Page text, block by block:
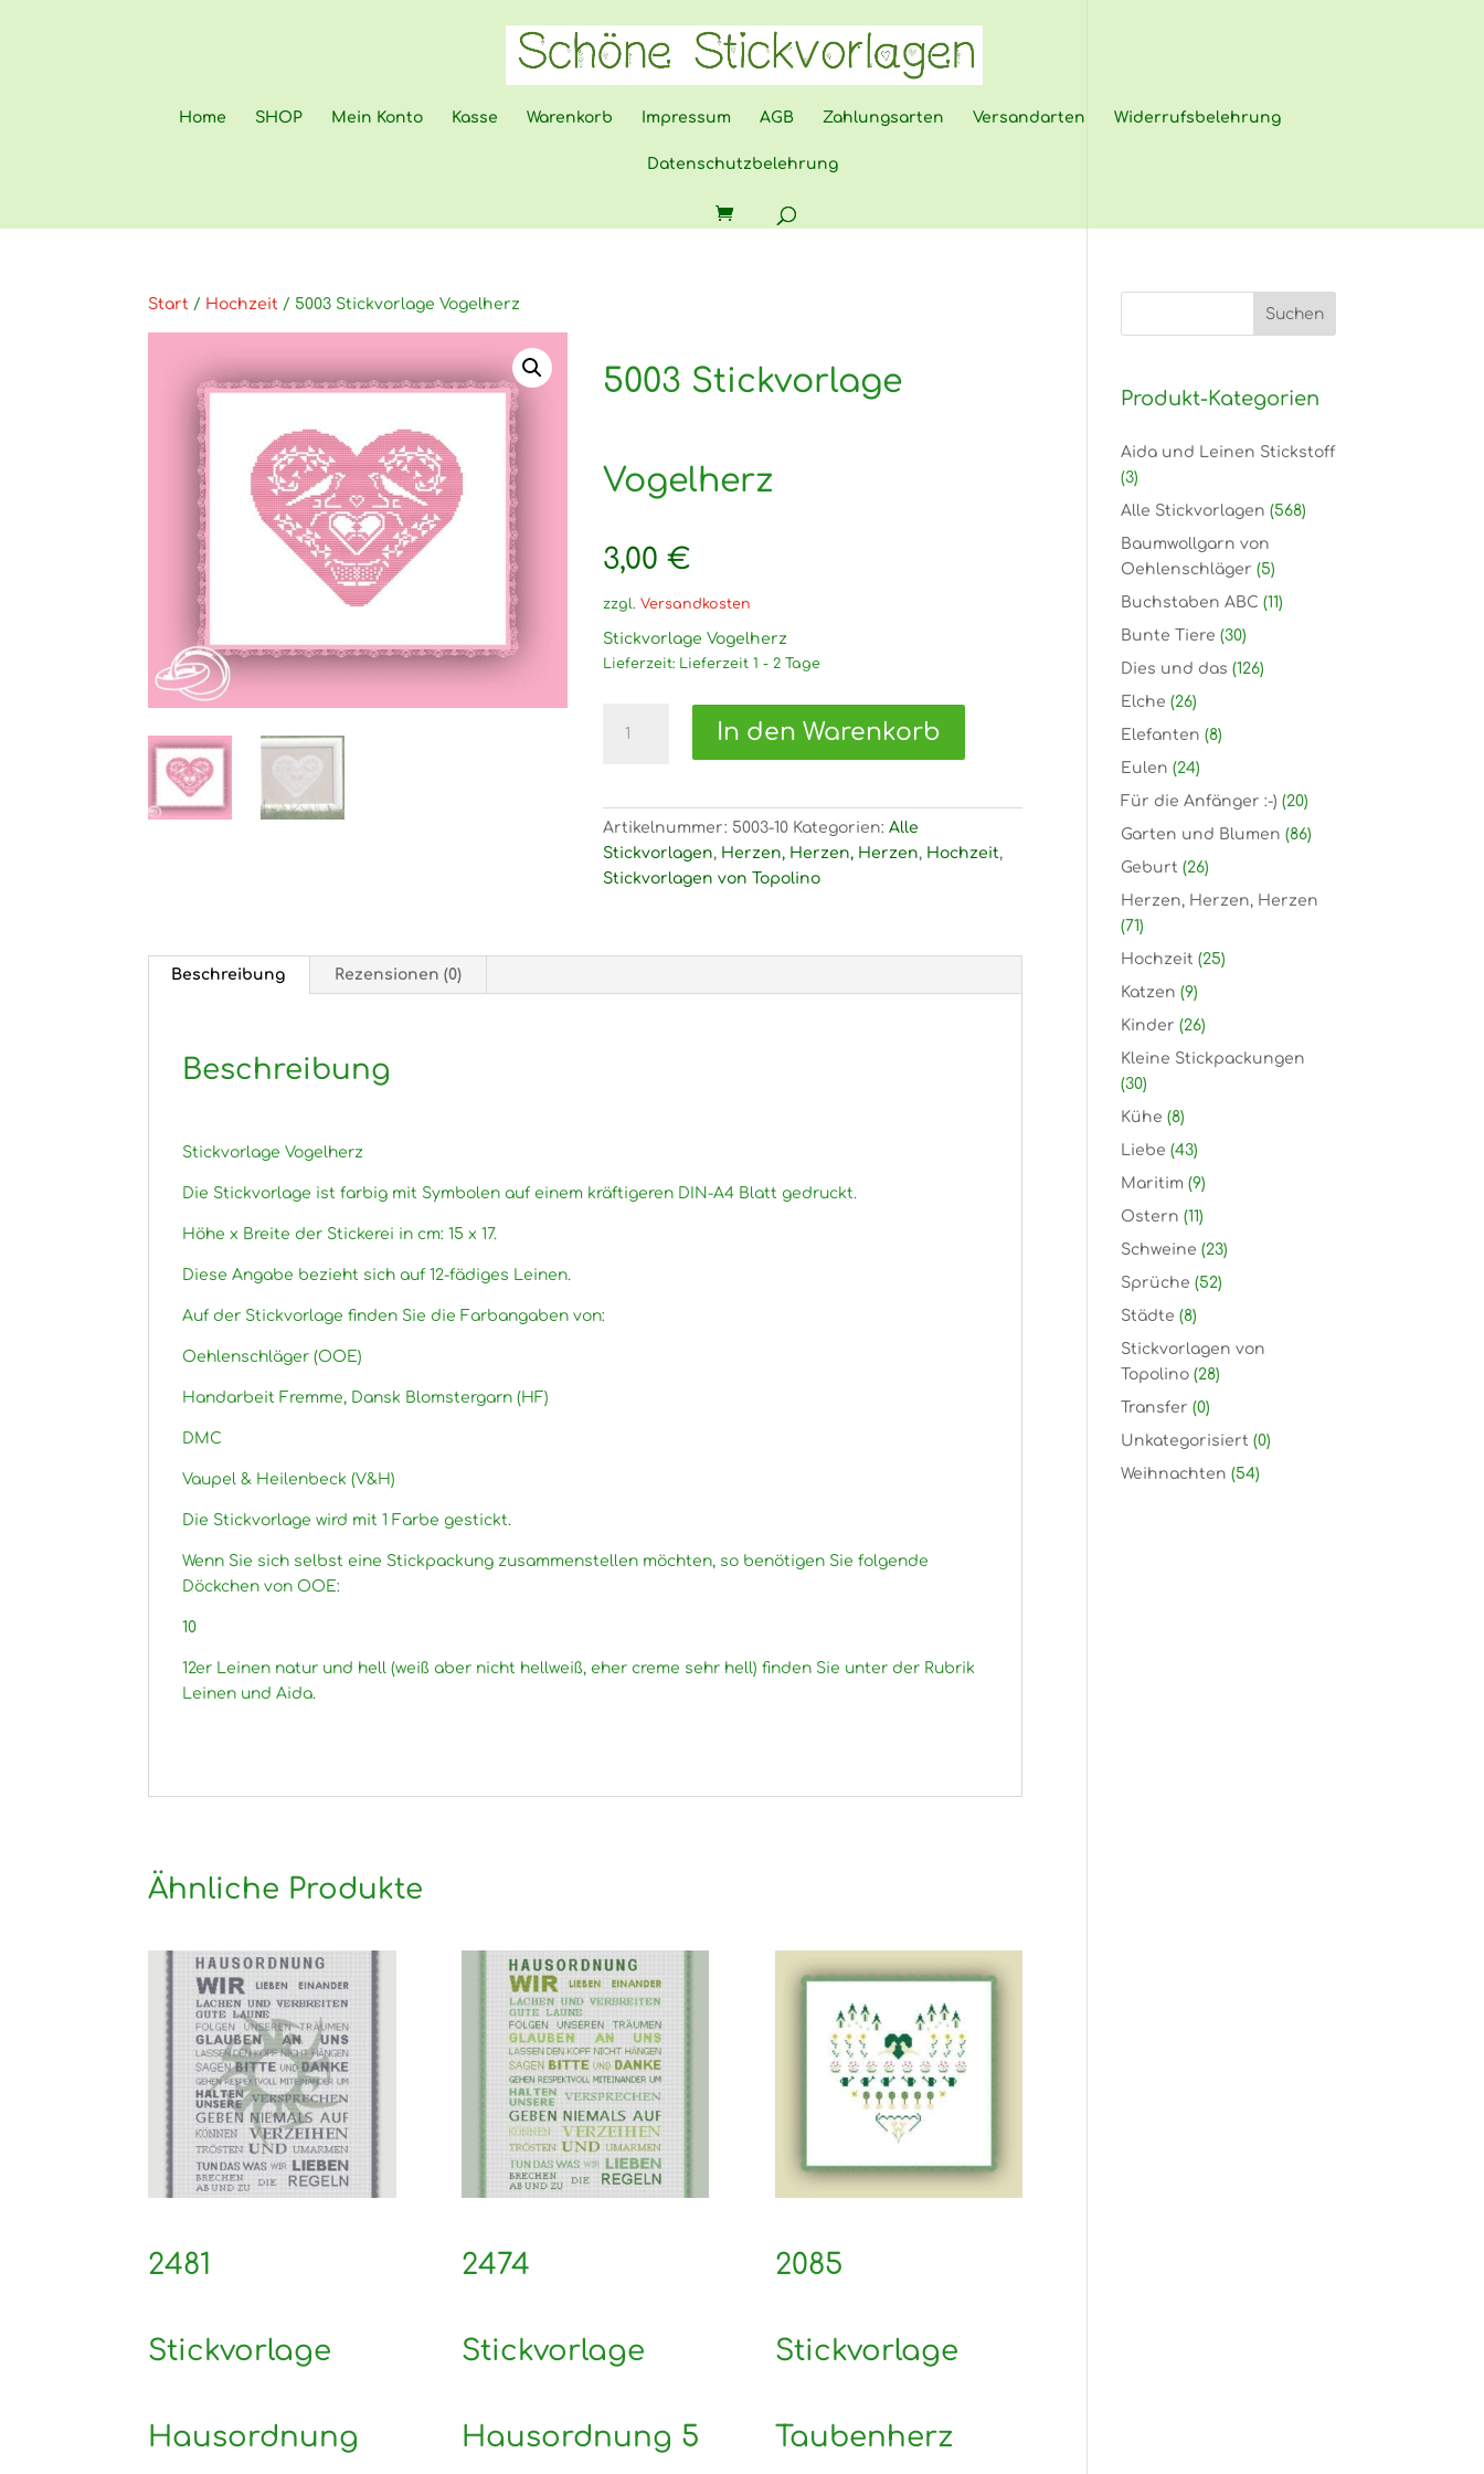
Home SHOP Mein Konto Kasse Warenkorb Impressum AGB Zahlungsarten Versandarten Widerrufsbelehrung
Datenschutzbelehrung
Start / Hochzeit / 5003 Stickvorlage Vogelherz
5003 Stickvorlage
Vogelherz
3,00€
zzgl.Versandkosten
Stickvorlage Vogelherz
Lieferzeit: Lieferzeit 1 - 2 Tage
Stickvorlage
In den Warenkorb
Artikelnummer: 5003-10 Kategorien:Alle
Stickvorlagen, Herzen, Herzen, Herzen, Hochzeit,
Stickvorlagen von Topolino
Beschreibung Rezensionen (0)
Beschreibung
Stickvorlage Vogelherz
Die Stickvorlage ist farbig mit Symbolen auf einem kräftigeren DIN-A4 Blatt gedruckt.
Höhe x Breite der Stickerei in cm: 15 x 17.
Diese Angabe bezieht sich auf 12-fädiges Leinen.
Auf der Stickvorlage finden Sie die Farbangaben von:
Oehlenschläger (OOE)
Handarbeit Fremme, Dansk Blomstergarn (HF)
DMC
Vaupel & Heilenbeck (V&H)
Die Stickvorlage wird mit 1 Farbe gestickt.
Wenn Sie sich selbst eine Stickpackung zusammenstellen möchten, so benötigen Sie folgende
Döckchen von OOE:
10
12er Leinen natur und hell (weiß aber nicht hellweiß, eher creme sehr hell) finden Sie unter der Rubrik
Leinen und Aida.
Ähnliche Produkte
2481
Stickvorlage
Hausordnung
2474
Stickvorlage
Hausordnung 5
2085
Stickvorlage
Taubenherz
Produkt-Kategorien
Aida und Leinen Stickstoff
(3)
Alle Stickvorlagen (568)
Baumwollgarn von
Oehlenschläger (5)
Buchstaben ABC (11)
Bunte Tiere (30)
Dies und das (126)
Elche (26)
Elefanten (8)
Eulen (24)
Für die Anfänger :-) (20)
Garten und Blumen (86)
Geburt (26)
Herzen, Herzen, Herzen
(71)
Hochzeit (25)
Katzen (9)
Kinder (26)
Kleine Stickpackungen
(30)
Kühe (8)
Liebe (43)
Maritim (9)
Ostern (11)
Schweine (23)
Sprüche (52)
Städte (8)
Stickvorlagen von
Topolino (28)
Transfer (0)
Unkategorisiert (0)
Weihnachten (54)